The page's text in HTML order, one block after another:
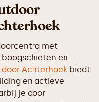
met
en
Achterhoek biedt
en actieve
je door